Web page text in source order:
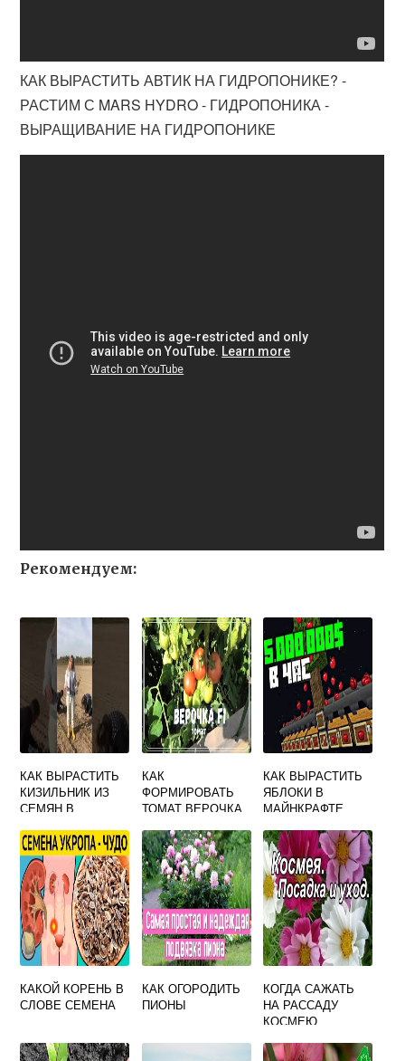
КАК ВЫРАСТИТЬ АВТИК НА ГИДРОПОНИКЕ? -
РАСТИМ С MARS HYDRO - ГИДРОПОНИКА -
ВЫРАЩИВАНИЕ НА ГИДРОПОНИКЕ
Рекомендуем:
КАК ВЫРАСТИТЬ
КИЗИЛЬНИК ИЗ
СЕМЯН В
УСЛОВИЯХ
КАК
ФОРМИРОВАТЬ
ТОМАТ ВЕРОЧКА
КАК ВЫРАСТИТЬ
ЯБЛОКИ В
МАЙНКРАФТЕ
КАКОЙ КОРЕНЬ В
СЛОВЕ СЕМЕНА
КАК ОГОРОДИТЬ
ПИОНЫ
КОГДА САЖАТЬ
НА РАССАДУ
КОСМЕЮ